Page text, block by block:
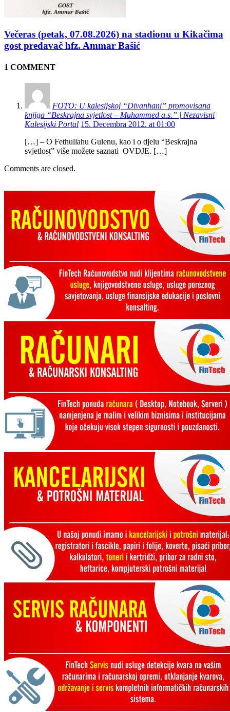
Večeras (petak, 07.08.2026) na stadionu u Kikačima
gost predavač hfz. Ammar Bašić
1 COMMENT
FOTO: U kalesijskoj “Divanhani” promovisana
knjiga “Beskrajna svjetlost – Muhammed a.s.” | Nezavisni
Kalesijski Portal 15. Decembra 2012. at 01:00
[…] – O Fethullahu Gulenu, kao i o djelu “Beskrajna
svjetlost” više možete saznati OVDJE. […]
Comments are closed.